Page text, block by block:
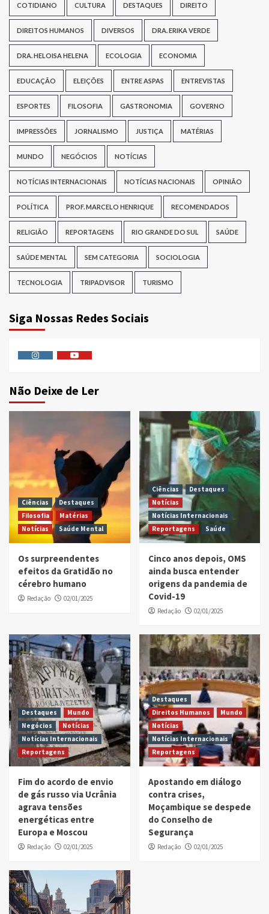
COTIDIANO CULTURA DESTAQUES DIREITO
DIREITOS HUMANOS DIVERSOS DRA. ERIKA VERDE
DRA. HELOISA HELENA ECOLOGIA ECONOMIA
EDUCAÇÃO ELEIÇÕES ENTRE ASPAS ENTREVISTAS
ESPORTES FILOSOFIA GASTRONOMIA GOVERNO
IMPRESSÕES JORNALISMO JUSTIÇA MATÉRIAS
MUNDO NEGÓCIOS NOTÍCIAS
NOTÍCIAS INTERNACIONAIS NOTÍCIAS NACIONAIS OPINIÃO
POLÍTICA PROF. MARCELO HENRIQUE RECOMENDADOS
RELIGIÃO REPORTAGENS RIO GRANDE DO SUL SAÚDE
SAÚDE MENTAL SEM CATEGORIA SOCIOLOGIA
TECNOLOGIA TRIPADVISOR TURISMO
Siga Nossas Redes Sociais
Não Deixe de Ler
Ciências
Destaques
Filosofia
Matérias
Notícias
Saúde Mental
Os surpreendentes
efeitos da Gratidão no
cérebro humano
Redação 02/01/2025
Ciências
Destaques
Notícias
Notícias Internacionais
Reportagens
Saúde
Cinco anos depois, OMS
ainda busca entender
origens da pandemia de
Covid-19
Redação 02/01/2025
Destaques
Mundo
Negócios
Notícias
Notícias Internacionais
Reportagens
Fim do acordo de envio
de gás russo via Ucrânia
agrava tensões
energéticas entre
Europa e Moscou
Redação 02/01/2025
Destaques
Direitos Humanos
Mundo
Notícias
Notícias Internacionais
Reportagens
Apostando em diálogo
contra crises,
Moçambique se despede
do Conselho de
Segurança
Redação 02/01/2025